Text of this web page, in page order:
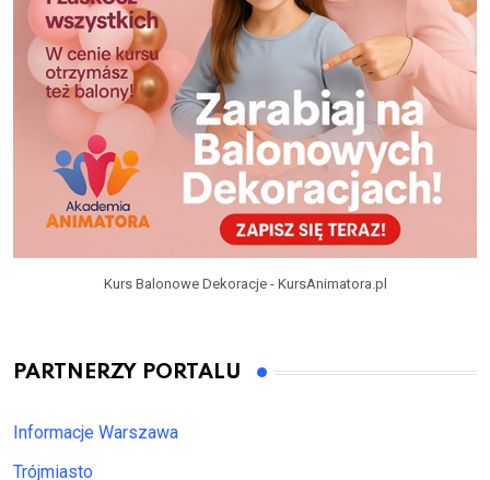
Kurs Balonowe Dekoracje - KursAnimatora.pl
PARTNERZY PORTALU
Informacje Warszawa
Trójmiasto